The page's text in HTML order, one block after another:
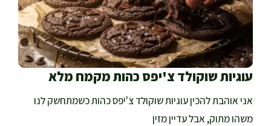
עוגיות שוקולד צ'יפס כהות מקמח מלא
אני אוהבת להכין עוגיות שוקולד צ'יפס כהות כשמתחשק לנו
משהו מתוק, אבל עדיין מזין